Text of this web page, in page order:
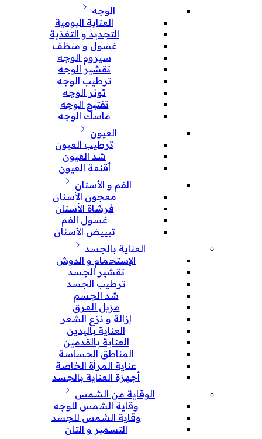
الوجه
العناية اليومية
التجديد و التغذية
غسول و منظف
سيروم الوجه
تقشير الوجه
ترطيب الوجه
تونر الوجه
تفتيح الوجه
ماسك الوجه
العيون
ترطيب العيون
شد العيون
أقنعة العيون
الفم و الأسنان
معجون الأسنان
فرشاة الأسنان
غسول الفم
تبييض الأسنان
العناية بالجسد
الإستحمام و الدوش
تقشير الجسد
ترطيب الجسد
شد الجسم
مزيل العرق
إزالة و نزع الشعر
العناية باليدين
العناية بالقدمين
المناطق الحساسة
عناية المرأة الخاصة
أجهزة العناية بالجسد
الوقاية من الشمس
وقاية الشمس للوجه
وقاية الشمس للجسد
التسمير و التان